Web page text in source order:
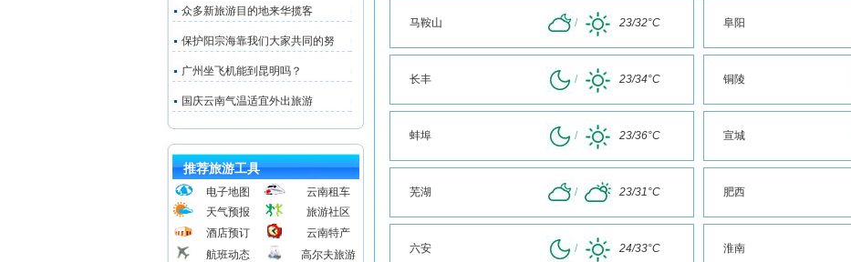
众多新旅游目的地来华揽客
保护阳宗海靠我们大家共同的努
广州坐飞机能到昆明吗？
国庆云南气温适宜外出旅游
推荐旅游工具
电子地图
云南租车
天气预报
旅游社区
酒店预订
云南特产
航班动态
高尔夫旅游
马鞍山 / 23/32°C 阜阳
长丰 / 23/34°C 铜陵
蚌埠 / 23/36°C 宣城
芜湖 / 23/31°C 肥西
六安 / 24/33°C 淮南